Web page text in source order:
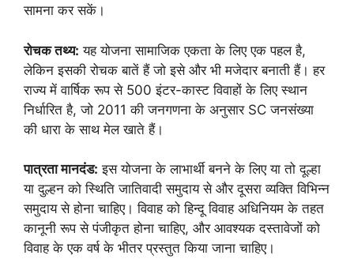
सामना कर सकें।
रोचक तथ्य: यह योजना सामाजिक एकता के लिए एक पहल है,
लेकिन इसकी रोचक बातें हैं जो इसे और भी मजेदार बनाती हैं। हर
राज्य में वार्षिक रूप से 500 इंटर-कास्ट विवाहों के लिए स्थान
निर्धारित है, जो 2011 की जनगणना के अनुसार SC जनसंख्या
की धारा के साथ मेल खाते हैं।
पात्रता मानदंड: इस योजना के लाभार्थी बनने के लिए या तो दूल्हा
या दुल्हन को स्थिति जातिवादी समुदाय से और दूसरा व्यक्ति विभिन्न
समुदाय से होना चाहिए। विवाह को हिन्दू विवाह अधिनियम के तहत
कानूनी रूप से पंजीकृत होना चाहिए, और आवश्यक दस्तावेजों को
विवाह के एक वर्ष के भीतर प्रस्तुत किया जाना चाहिए।